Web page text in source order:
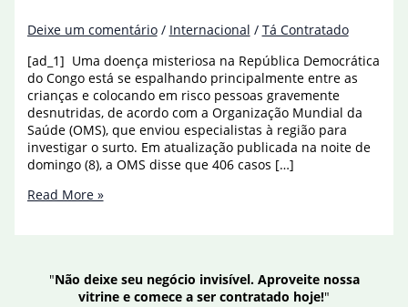
Deixe um comentário / Internacional / Tá Contratado
[ad_1] Uma doença misteriosa na República Democrática
do Congo está se espalhando principalmente entre as
crianças e colocando em risco pessoas gravemente
desnutridas, de acordo com a Organização Mundial da
Saúde (OMS), que enviou especialistas à região para
investigar o surto. Em atualização publicada na noite de
domingo (8), a OMS disse que 406 casos […]
Doença
Read More »
"Não deixe seu negócio invisível. Aproveite nossa
vitrine e comece a ser contratado hoje!"